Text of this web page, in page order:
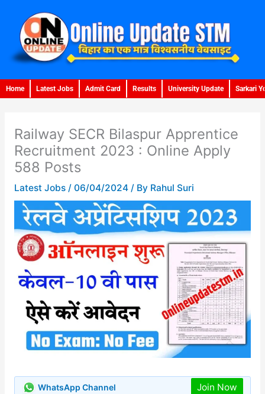
content
Home Latest Jobs Admit Card Results University Update Sarkari
Railway SECR Bilaspur Apprentice
Recruitment 2023 : Online Apply
588 Posts
Latest Jobs/ 06/04/2024 / By Rahul Suri
WhatsApp Channel Join Now